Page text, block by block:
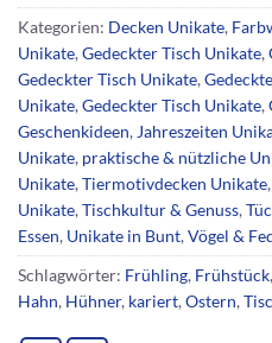
Kategorien: Decken Unikate,
Unikate,Gedeckter Tisch Unikate,
Gedeckter Tisch Unikate,
Unikate,Gedeckter Tisch Unikate,
Geschenkideen,Jahreszeiten
Unikate, praktische & nützliche
Unikate,Tiermotivdecken Unikate,
Unikate,Tischkultur & Genuss,
Essen, Unikate in Bunt,Vögel &
Schlagwörter: Frühling, Frühstück,
Hahn, Hühner, kariert,Ostern,